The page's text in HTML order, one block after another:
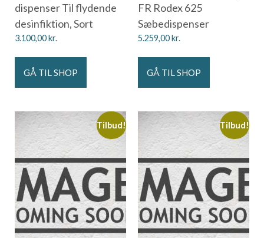
dispenser Til flydende
desinfiktion, Sort
3.100,00kr.
GÅ TIL SHOP
FR Rodex 625
Sæbedispenser
5.259,00kr.
GÅ TIL SHOP
Tilbud! Tilbud!